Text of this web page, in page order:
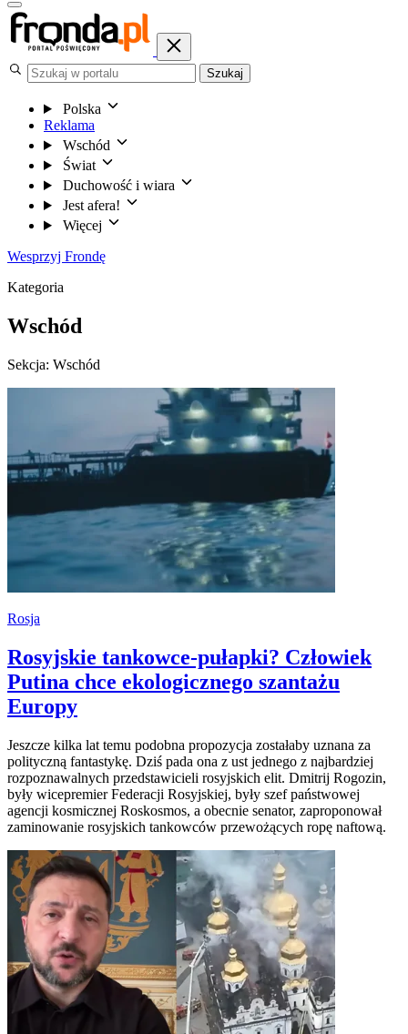
Szukaj
Polska
Reklama
Wschód
Świat
Duchowość i wiara
Jest afera!
Więcej
Wesprzyj Frondę
Kategoria
Wschód
Sekcja: Wschód
Rosja
Rosyjskie tankowce-pułapki? Człowiek
Putina chce ekologicznego szantażu
Europy
Jeszcze kilka lat temu podobna propozycja zostałaby uznana za
polityczną fantastykę. Dziś pada ona z ust jednego z najbardziej
rozpoznawalnych przedstawicieli rosyjskich elit. Dmitrij Rogozin,
były wicepremier Federacji Rosyjskiej, były szef państwowej
agencji kosmicznej Roskosmos, a obecnie senator, zaproponował
zaminowanie rosyjskich tankowców przewożących ropę naftową.